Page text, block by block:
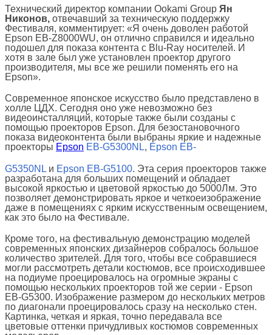
Технический директор компании Ookami Group Ян
Никонов, отвечавший за техническую поддержку
Фестиваля, комментирует: «Я очень доволен работой
Epson EB-Z8000WU, он отлично справился и идеально
подошел для показа контента с Blu-Ray носителей. И
хотя в зале был уже установлен проектор другого
производителя, мы все же решили поменять его на
Epson».
Современное японское искусство было представлено в
холле ЦДХ. Сегодня оно уже невозможно без
видеоинсталляций, которые также были созданы с
помощью проекторов Epson. Для безостановочного
показа видеоконтента были выбраны яркие и надежные
проекторы Epson EB-G5300NL, Epson EB-
G5350NL и Epson EB-G5100. Эта серия проекторов также
разработана для больших помещений и обладает
высокой яркостью и цветовой яркостью до 5000Лм. Это
позволяет демонстрировать яркое и четкоеизображение
даже в помещениях с ярким искусственным освещением,
как это было на Фестивале.
Кроме того, на фестивальную демонстрацию моделей
современных японских дизайнеров собралось большое
количество зрителей. Для того, чтобы все собравшиеся
могли рассмотреть детали костюмов, все происходившее
на подиуме проецировалось на огромные экраны с
помощью нескольких проекторов той же серии - Epson
EB-G5300. Изображение размером до нескольких метров
по диагонали проецировалось сразу на несколько стен.
Картинка, четкая и яркая, точно передавала все
цветовые оттенки причудливых костюмов современных